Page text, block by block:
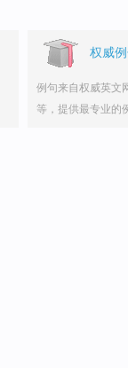
权威
例句来自权威英文
等，提供最专业的